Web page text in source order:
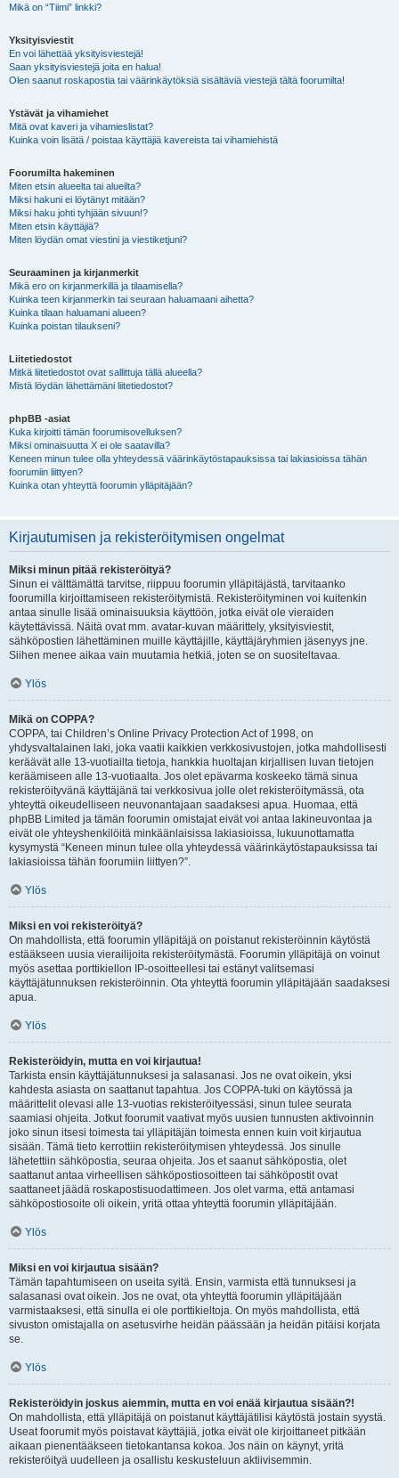
Mikä on “Tiimi” linkki?
Yksityisviestit
En voi lähettää yksityisviestejä!
Saan yksityisviestejä joita en halua!
Olen saanut roskapostia tai väärinkäytöksiä sisältäviä viestejä tältä foorumilta!
Ystävät ja vihamiehet
Mitä ovat kaveri ja vihamieslistat?
Kuinka voin lisätä / poistaa käyttäjiä kavereista tai vihamiehistä
Foorumilta hakeminen
Miten etsin alueelta tai alueilta?
Miksi hakuni ei löytänyt mitään?
Miksi haku johti tyhjään sivuun!?
Miten etsin käyttäjiä?
Miten löydän omat viestini ja viestiketjuni?
Seuraaminen ja kirjanmerkit
Mikä ero on kirjanmerkillä ja tilaamisella?
Kuinka teen kirjanmerkin tai seuraan haluamaani aihetta?
Kuinka tilaan haluamani alueen?
Kuinka poistan tilaukseni?
Liitetiedostot
Mitkä liitetiedostot ovat sallittuja tällä alueella?
Mistä löydän lähettämäni liitetiedostot?
phpBB -asiat
Kuka kirjoitti tämän foorumisovelluksen?
Miksi ominaisuutta X ei ole saatavilla?
Keneen minun tulee olla yhteydessä väärinkäytöstapauksissa tai lakiasioissa tähän
foorumiin liittyen?
Kuinka otan yhteyttä foorumin ylläpitäjään?
Kirjautumisen ja rekisteröitymisen ongelmat
Miksi minun pitää rekisteröityä?
Sinun ei välttämättä tarvitse, riippuu foorumin ylläpitäjästä, tarvitaanko
foorumilla kirjoittamiseen rekisteröitymistä. Rekisteröityminen voi kuitenkin
antaa sinulle lisää ominaisuuksia käyttöön, jotka eivät ole vieraiden
käytettävissä. Näitä ovat mm. avatar-kuvan määrittely, yksityisviestit,
sähköpostien lähettäminen muille käyttäjille, käyttäjäryhmien jäsenyys jne.
Siihen menee aikaa vain muutamia hetkiä, joten se on suositeltavaa.
Ylös
Mikä on COPPA?
COPPA, tai Children’s Online Privacy Protection Act of 1998, on
yhdysvaltalainen laki, joka vaatii kaikkien verkkosivustojen, jotka mahdollisesti
keräävät alle 13-vuotiailta tietoja, hankkia huoltajan kirjallisen luvan tietojen
keräämiseen alle 13-vuotiaalta. Jos olet epävarma koskeeko tämä sinua
rekisteröityvänä käyttäjänä tai verkkosivua jolle olet rekisteröitymässä, ota
yhteyttä oikeudelliseen neuvonantajaan saadaksesi apua. Huomaa, että
phpBB Limited ja tämän foorumin omistajat eivät voi antaa lakineuvontaa ja
eivät ole yhteyshenkilöitä minkäänlaisissa lakiasioissa, lukuunottamatta
kysymystä “Keneen minun tulee olla yhteydessä väärinkäytöstapauksissa tai
lakiasioissa tähän foorumiin liittyen?”.
Ylös
Miksi en voi rekisteröityä?
On mahdollista, että foorumin ylläpitäjä on poistanut rekisteröinnin käytöstä
estääkseen uusia vierailijoita rekisteröitymästä. Foorumin ylläpitäjä on voinut
myös asettaa porttikiellon IP-osoitteellesi tai estänyt valitsemasi
käyttäjätunnuksen rekisteröinnin. Ota yhteyttä foorumin ylläpitäjään saadaksesi
apua.
Ylös
Rekisteröidyin, mutta en voi kirjautua!
Tarkista ensin käyttäjätunnuksesi ja salasanasi. Jos ne ovat oikein, yksi
kahdesta asiasta on saattanut tapahtua. Jos COPPA-tuki on käytössä ja
määrittelit olevasi alle 13-vuotias rekisteröityessäsi, sinun tulee seurata
saamiasi ohjeita. Jotkut foorumit vaativat myös uusien tunnusten aktivoinnin
joko sinun itsesi toimesta tai ylläpitäjän toimesta ennen kuin voit kirjautua
sisään. Tämä tieto kerrottiin rekisteröitymisen yhteydessä. Jos sinulle
lähetettiin sähköpostia, seuraa ohjeita. Jos et saanut sähköpostia, olet
saattanut antaa virheellisen sähköpostiosoitteen tai sähköpostit ovat
saattaneet jäädä roskapostisuodattimeen. Jos olet varma, että antamasi
sähköpostiosoite oli oikein, yritä ottaa yhteyttä foorumin ylläpitäjään.
Ylös
Miksi en voi kirjautua sisään?
Tämän tapahtumiseen on useita syitä. Ensin, varmista että tunnuksesi ja
salasanasi ovat oikein. Jos ne ovat, ota yhteyttä foorumin ylläpitäjään
varmistaaksesi, että sinulla ei ole porttikieltoja. On myös mahdollista, että
sivuston omistajalla on asetusvirhe heidän päässään ja heidän pitäisi korjata
se.
Ylös
Rekisteröidyin joskus aiemmin, mutta en voi enää kirjautua sisään?!
On mahdollista, että ylläpitäjä on poistanut käyttäjätilisi käytöstä jostain syystä.
Useat foorumit myös poistavat käyttäjiä, jotka eivät ole kirjoittaneet pitkään
aikaan pienentääkseen tietokantansa kokoa. Jos näin on käynyt, yritä
rekisteröityä uudelleen ja osallistu keskusteluun aktiivisemmin.